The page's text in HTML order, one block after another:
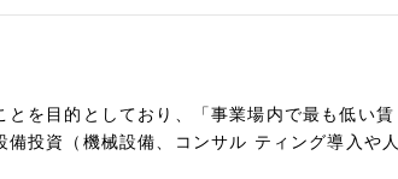
を目的としており、「事業場内で最も低い賃
投資（機械設備、コンサル ティング導入や人